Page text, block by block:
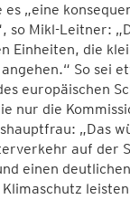
„eine
so Mikl-Leitner:
Einheiten, die
So sei
europäischen
nur die
„Das
auf der
einen